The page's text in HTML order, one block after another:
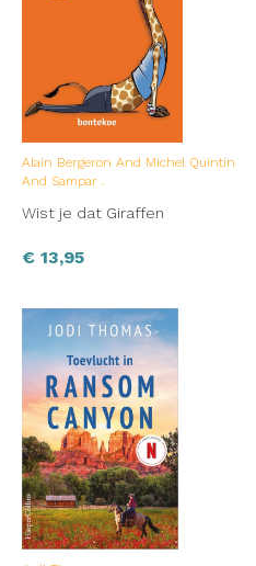
Alain Bergeron And Michel Quintin
And Sampar .
Wist je dat Giraffen
€ 13,95